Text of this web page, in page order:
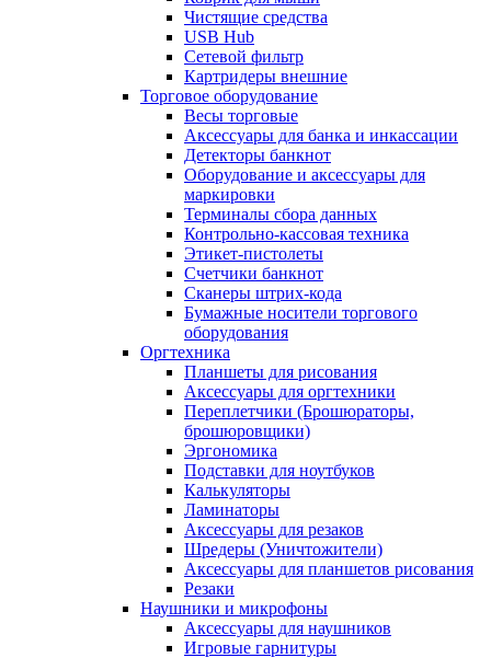
Чистящие средства
USB Hub
Сетевой фильтр
Картридеры внешние
Торговое оборудование
Весы торговые
Аксессуары для банка и инкассации
Детекторы банкнот
Оборудование и аксессуары для
маркировки
Терминалы сбора данных
Контрольно-кассовая техника
Этикет-пистолеты
Счетчики банкнот
Сканеры штрих-кода
Бумажные носители торгового
оборудования
Оргтехника
Планшеты для рисования
Аксессуары для оргтехники
Переплетчики (Брошюраторы,
брошюровщики)
Эргономика
Подставки для ноутбуков
Калькуляторы
Ламинаторы
Аксессуары для резаков
Шредеры (Уничтожители)
Аксессуары для планшетов рисования
Резаки
Наушники и микрофоны
Аксессуары для наушников
Игровые гарнитуры